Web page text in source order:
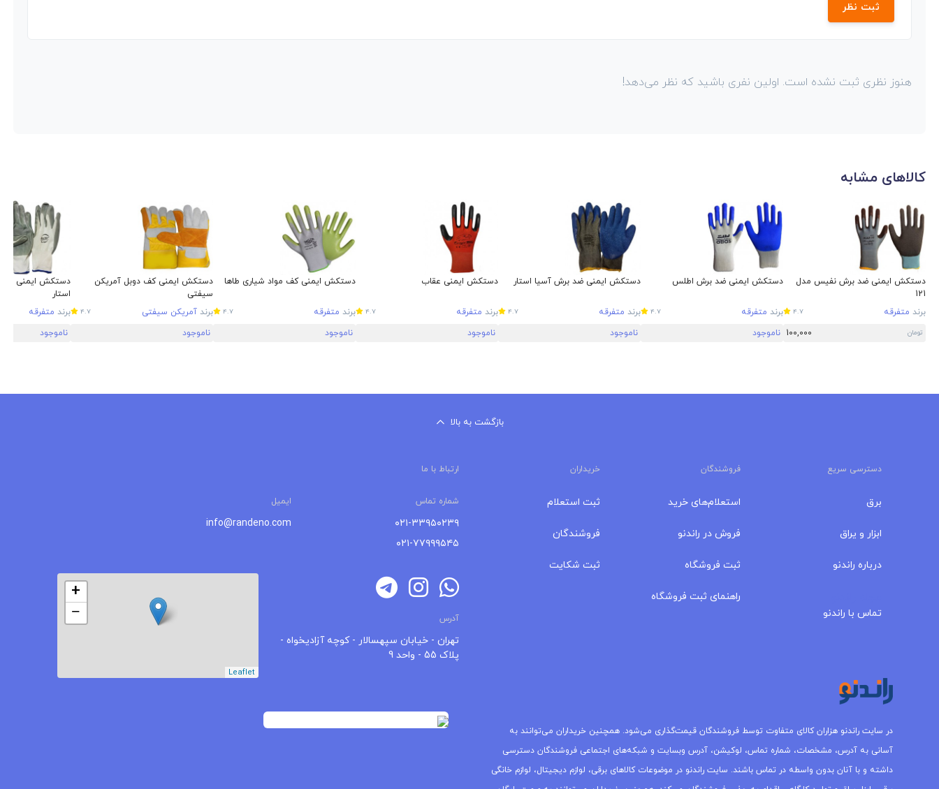
ثبت نظر
هنوز نظری ثبت نشده است. اولین نفری باشید که نظر می‌دهد!
کالاهای مشابه
دستکش ایمنی ضد برش نفیس مدل
121
برند متفرقه 4.7
تومان 100,000
دستکش ایمنی ضد برش اطلس
برند متفرقه 4.7
ناموجود
دستکش ایمنی ضد برش آسیا استار
برند متفرقه 4.7
ناموجود
دستکش ایمنی عقاب
برند متفرقه 4.7
ناموجود
دستکش ایمنی کف مواد شیاری طاها
برند متفرقه 4.7
ناموجود
دستکش ایمنی کف دوبل آمریکن
سیفتی
برند آمریکن سیفتی 4.7
ناموجود
دستکش ایمنی
استار
برند متفرقه
ناموجود
بازگشت به بالا
دسترسی سریع فروشندگان خریداران ارتباط با ما
برق
ابزار و یراق
درباره‌ راندنو
تماس با راندنو
استعلام‌های خرید
فروش در راندنو
ثبت فروشگاه
راهنمای ثبت فروشگاه
ثبت استعلام
فروشندگان
ثبت شکایت
شماره تماس ایمیل
۰۲۱-۳۳۹۵۰۲۳۹
۰۲۱-۷۷۹۹۹۵۴۵
info@randeno.com
آدرس
تهران - خیابان سپهسالار - کوچه آزادیخواه -
پلاک 55 - واحد 9
+
−
Leaflet
در سایت راندنو هزاران کالای متفاوت توسط فروشندگان قیمت‌گذاری می‌شود. همچنین خریداران می‌توانند به
آسانی به آدرس، مشخصات، شماره تماس، لوکیشن، آدرس وبسایت و شبکه‌های اجتماعی فروشندگان دسترسی
داشته و با آنان بدون واسطه در تماس باشند. سایت راندنو در موضوعات کالاهای برقی، لوازم دیجیتال، لوازم خانگی